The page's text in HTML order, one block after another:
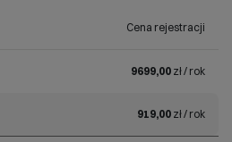
Cena rejestracji
9699,00 zł / rok
919,00 zł / rok